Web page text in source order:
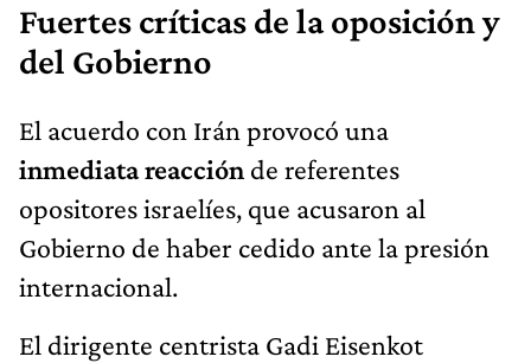
Fuertes críticas de la oposición y
del Gobierno
El acuerdo con Irán provocó una
inmediata reacción de referentes
opositores israelíes, que acusaron al
Gobierno de haber cedido ante la presión
internacional.
El dirigente centrista Gadi Eisenkot